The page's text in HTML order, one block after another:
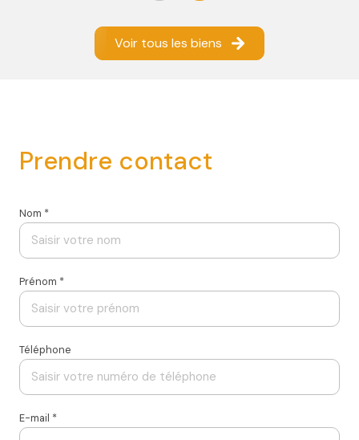
Voir tous les biens
prendre contact
Nom *
Prénom *
Téléphone
E-mail *